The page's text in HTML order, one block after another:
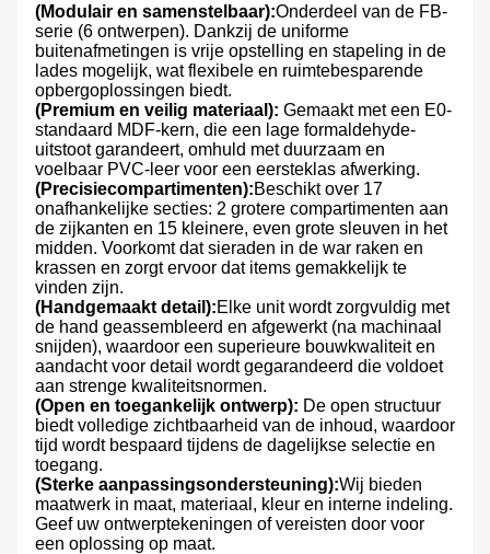
(Modulair en samenstelbaar):Onderdeel van de FB-
serie (6 ontwerpen). Dankzij de uniforme
buitenafmetingen is vrije opstelling en stapeling in de
lades mogelijk, wat flexibele en ruimtebesparende
opbergoplossingen biedt.
(Premium en veilig materiaal): ​ Gemaakt met een E0-
standaard MDF-kern, die een lage formaldehyde-
uitstoot garandeert, omhuld met duurzaam en
voelbaar PVC-leer voor een eersteklas afwerking.
(Precisiecompartimenten):Beschikt over 17
onafhankelijke secties: 2 grotere compartimenten aan
de zijkanten en 15 kleinere, even grote sleuven in het
midden. Voorkomt dat sieraden in de war raken en
krassen en zorgt ervoor dat items gemakkelijk te
vinden zijn.
(Handgemaakt detail):Elke unit wordt zorgvuldig met
de hand geassembleerd en afgewerkt (na machinaal
snijden), waardoor een superieure bouwkwaliteit en
aandacht voor detail wordt gegarandeerd die voldoet
aan strenge kwaliteitsnormen.
(Open en toegankelijk ontwerp): ​ De open structuur
biedt volledige zichtbaarheid van de inhoud, waardoor
tijd wordt bespaard tijdens de dagelijkse selectie en
toegang.
(Sterke aanpassingsondersteuning):Wij bieden
maatwerk in maat, materiaal, kleur en interne indeling.
Geef uw ontwerptekeningen of vereisten door voor
een oplossing op maat.